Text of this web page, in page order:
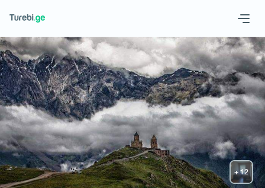
Geo Eng
მოითხოვე სასტუმრო